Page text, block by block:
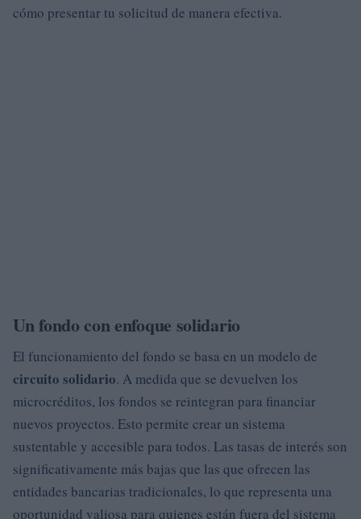
cómo presentar tu solicitud de manera efectiva.
Un fondo con enfoque solidario
El funcionamiento del fondo se basa en un modelo de
circuito solidario. A medida que se devuelven los
microcréditos, los fondos se reintegran para financiar
nuevos proyectos. Esto permite crear un sistema
sustentable y accesible para todos. Las tasas de interés son
significativamente más bajas que las que ofrecen las
entidades bancarias tradicionales, lo que representa una
oportunidad valiosa para quienes están fuera del sistema